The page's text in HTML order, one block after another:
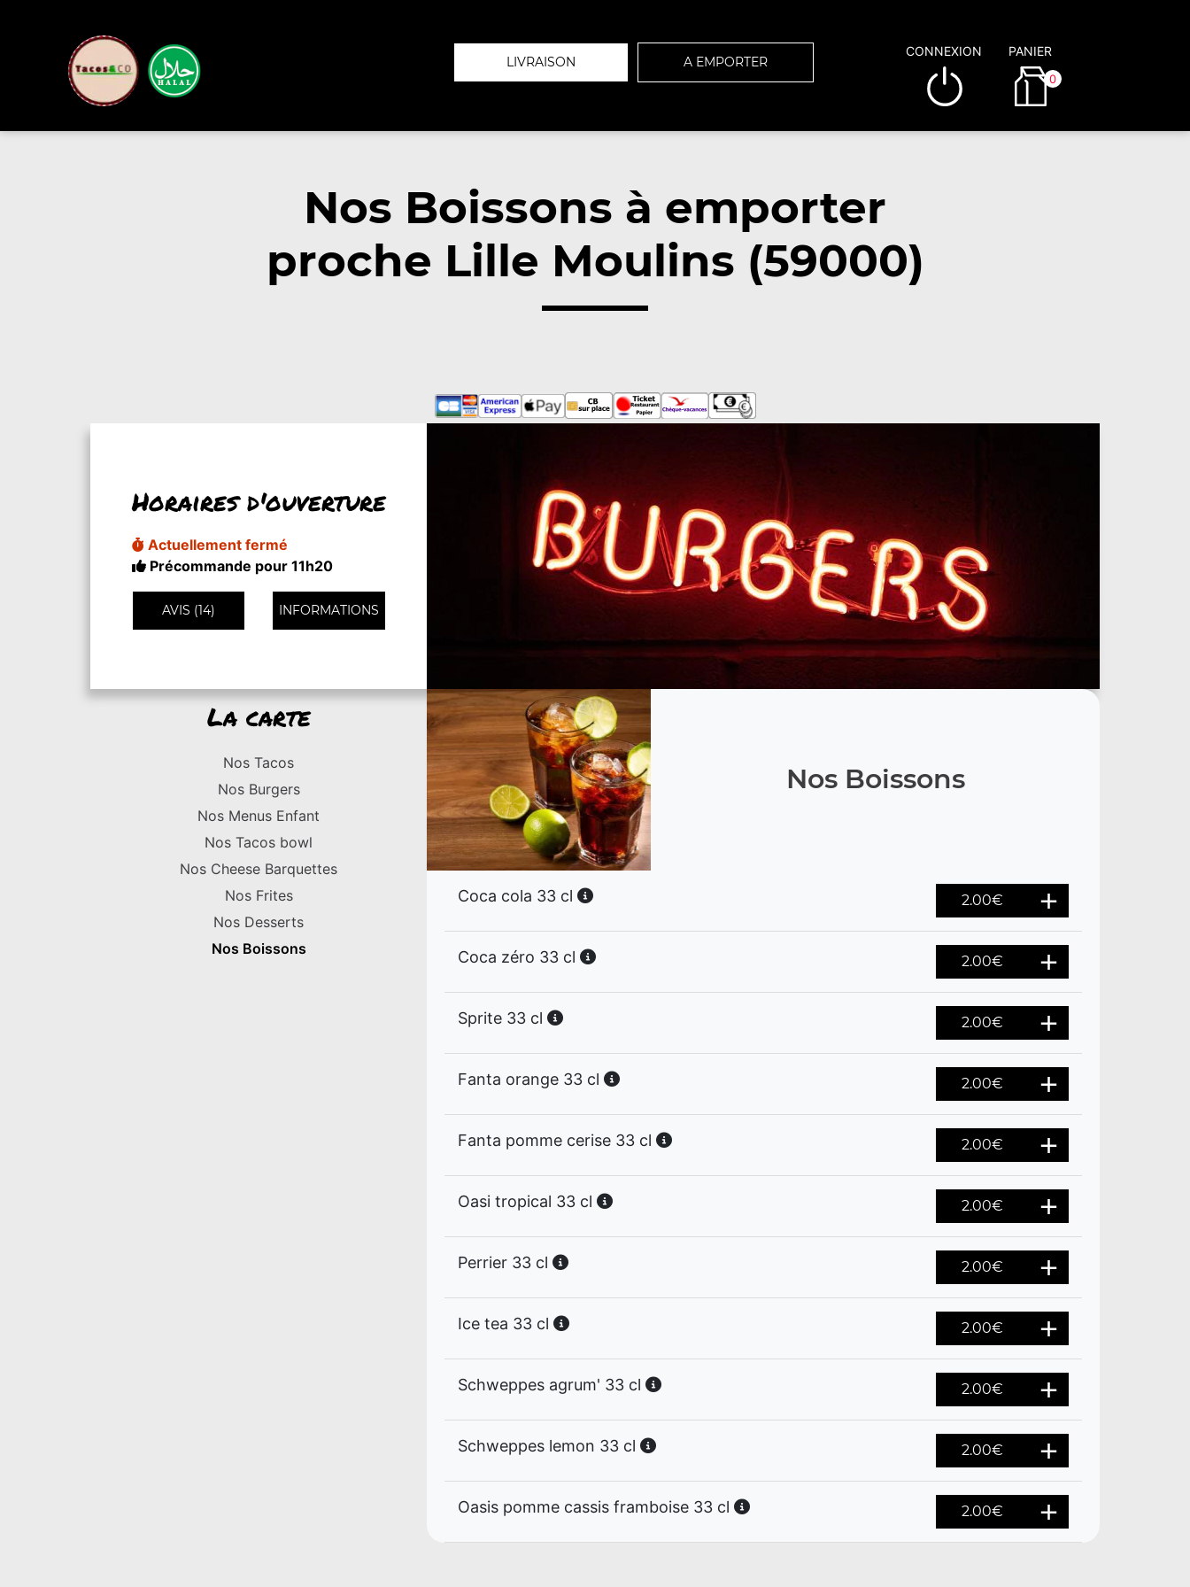
LIVRAISON A EMPORTER
CONNEXION PANIER
0
Nos Boissons à emporter
proche Lille Moulins (59000)
Horaires d'ouverture
Actuellement fermé
Précommande pour 11h20
AVIS (14) INFORMATIONS
La carte
Nos Tacos
Nos Burgers
Nos Menus Enfant
Nos Tacos bowl
Nos Cheese Barquettes
Nos Frites
Nos Desserts
Nos Boissons
Nos Boissons
Coca cola 33 cl 2.00€
Coca zéro 33 cl 2.00€
Sprite 33 cl 2.00€
Fanta orange 33 cl 2.00€
Fanta pomme cerise 33 cl 2.00€
Oasi tropical 33 cl 2.00€
Perrier 33 cl 2.00€
Ice tea 33 cl 2.00€
Schweppes agrum' 33 cl 2.00€
Schweppes lemon 33 cl 2.00€
Oasis pomme cassis framboise 33 cl 2.00€